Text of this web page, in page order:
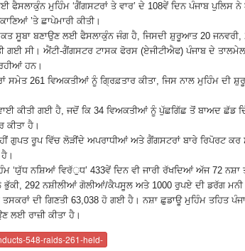
ਫੈਸਲਾਕੁੰਨ ਮੁਹਿੰਮ ‘ਗੈਂਗਸਟਰਾਂ ਤੇ ਵਾਰ’ ਦੇ 108ਵੇਂ ਦਿਨ ਪੰਜਾਬ ਪੁਲਿਸ
’ਤੇ ਛਾਪੇਮਾਰੀ ਕੀਤੀ।
ਸੂਬਾ ਬਣਾਉਣ ਲਈ ਫੈਸਲਾਕੁੰਨ ਜੰਗ ਹੈ, ਜਿਸਦੀ ਸ਼ੁਰੂਆਤ 20 ਜਨਵਰੀ,
ਗਈ ਸੀ। ਐਂਟੀ-ਗੈਂਗਸਟਰ ਟਾਸਕ ਫੋਰਸ (ਏਜੀਟੀਐਫ) ਪੰਜਾਬ ਦੇ
ਹਨ।
ਸਮੇਤ 261 ਵਿਅਕਤੀਆਂ ਨੂੰ ਗ੍ਰਿਫ਼ਤਾਰ ਕੀਤਾ, ਜਿਸ ਨਾਲ ਮੁਹਿੰਮ ਦੀ
ਕੀਤੀ ਗਈ ਹੈ, ਜਦੋਂ ਕਿ 34 ਵਿਅਕਤੀਆਂ ਨੂੰ ਪੁੱਛਗਿੱਛ ਤੋਂ ਬਾਅਦ ਛੱਡ
ਕੀਤਾ ਹੈ।
ਗੁਪਤ ਰੂਪ ਵਿੱਚ ਲੋੜੀਂਦੇ ਅਪਰਾਧੀਆਂ ਅਤੇ ਗੈਂਗਸਟਰਾਂ ਬਾਰੇ ਰਿਪੋਰਟ
‘ਯੁੱਧ ਨਸ਼ਿਆਂ ਵਿਰੱੁਧ’ 433ਵੇਂ ਦਿਨ ਵੀ ਜਾਰੀ ਰੱਖਦਿਆਂ ਅੱਜ 72 ਨਸ਼ਾ
ਭੁੱਕੀ, 292 ਨਸ਼ੀਲੀਆਂ ਗੋਲੀਆਂ/ਕੈਪਸੂਲ ਅਤੇ 1000 ਰੁਪਏ ਦੀ ਡਰੱਗ
ਤਸਕਰਾਂ ਦੀ ਗਿਣਤੀ 63,038 ਹੋ ਗਈ ਹੈ। ਨਸ਼ਾ ਛੁਡਾਊ ਮੁਹਿੰਮ ਤਹਿਤ
ਲਈ ਰਾਜ਼ੀ ਕੀਤਾ ਹੈ।
548-raids-261-held-